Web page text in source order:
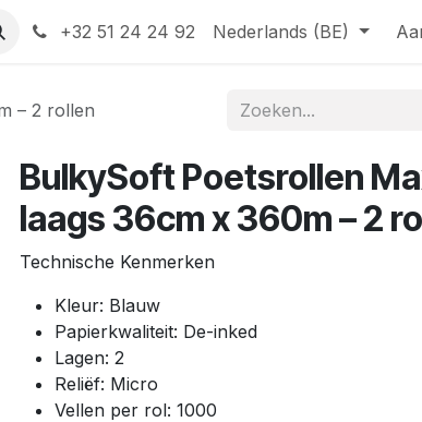
+32 51 24 24 92 Nederlands (BE)
– 2 rollen
BulkySoft Poetsrollen
laags 36cm x 360m – 2
Technische Kenmerken
Kleur: Blauw
Papierkwaliteit: De-inked
Lagen: 2
Reliëf: Micro
Vellen per rol: 1000